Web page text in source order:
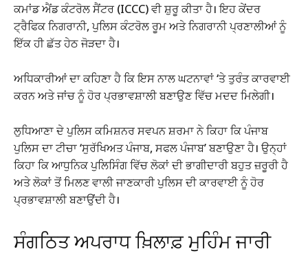
ਕਮਾਂਡ ਐਂਡ ਕੰਟਰੋਲ ਸੈਂਟਰ (ICCC) ਵੀ ਸ਼ੁਰੂ ਕੀਤਾ ਹੈ। ਇਹ ਕੇਂਦਰ
ਟ੍ਰੈਫਿਕ ਨਿਗਰਾਨੀ, ਪੁਲਿਸ ਕੰਟਰੋਲ ਰੂਮ ਅਤੇ ਨਿਗਰਾਨੀ ਪ੍ਰਣਾਲੀਆਂ ਨੂੰ
ਇੱਕ ਹੀ ਛੱਤ ਹੇਠ ਜੋੜਦਾ ਹੈ।
ਅਧਿਕਾਰੀਆਂ ਦਾ ਕਹਿਣਾ ਹੈ ਕਿ ਇਸ ਨਾਲ ਘਟਨਾਵਾਂ ‘ਤੇ ਤੁਰੰਤ ਕਾਰਵਾਈ
ਕਰਨ ਅਤੇ ਜਾਂਚ ਨੂੰ ਹੋਰ ਪ੍ਰਭਾਵਸ਼ਾਲੀ ਬਣਾਉਣ ਵਿੱਚ ਮਦਦ ਮਿਲੇਗੀ।
ਲੁਧਿਆਣਾ ਦੇ ਪੁਲਿਸ ਕਮਿਸ਼ਨਰ ਸਵਪਨ ਸ਼ਰਮਾ ਨੇ ਕਿਹਾ ਕਿ ਪੰਜਾਬ
ਪੁਲਿਸ ਦਾ ਟੀਚਾ ‘ਸੁਰੱਖਿਅਤ ਪੰਜਾਬ, ਸਫਲ ਪੰਜਾਬ’ ਬਣਾਉਣਾ ਹੈ। ਉਨ੍ਹਾਂ
ਕਿਹਾ ਕਿ ਆਧੁਨਿਕ ਪੁਲਿਸਿੰਗ ਵਿੱਚ ਲੋਕਾਂ ਦੀ ਭਾਗੀਦਾਰੀ ਬਹੁਤ ਜ਼ਰੂਰੀ ਹੈ
ਅਤੇ ਲੋਕਾਂ ਤੋਂ ਮਿਲਣ ਵਾਲੀ ਜਾਣਕਾਰੀ ਪੁਲਿਸ ਦੀ ਕਾਰਵਾਈ ਨੂੰ ਹੋਰ
ਪ੍ਰਭਾਵਸ਼ਾਲੀ ਬਣਾਉਂਦੀ ਹੈ।
ਸੰਗਠਿਤ ਅਪਰਾਧ ਖ਼ਿਲਾਫ਼ ਮੁਹਿੰਮ ਜਾਰੀ